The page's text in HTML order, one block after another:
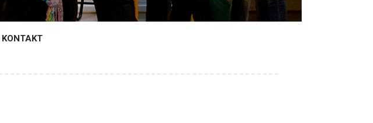
KONTAKT